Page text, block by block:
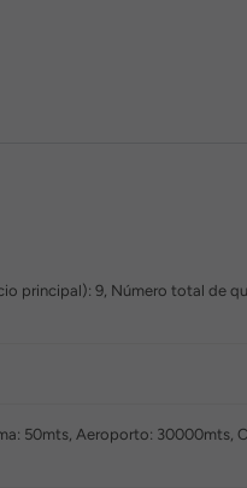
principal): 9, Número total de
50mts, Aeroporto: 30000mts,